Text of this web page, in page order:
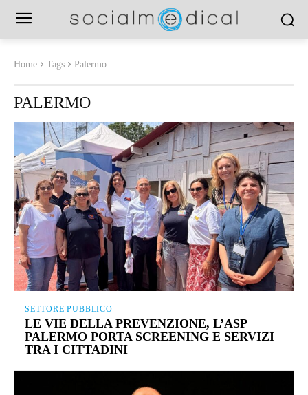
Home Tags Palermo
PALERMO
SETTORE PUBBLICO
LE VIE DELLA PREVENZIONE, L’ASP
PALERMO PORTA SCREENING E SERVIZI
TRA I CITTADINI